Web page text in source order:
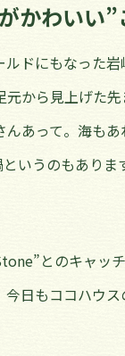
かわいい”
ドにもなった岩
から見上げた
あって。海も
いうのもあり
とのキャッチ
日もココハウス